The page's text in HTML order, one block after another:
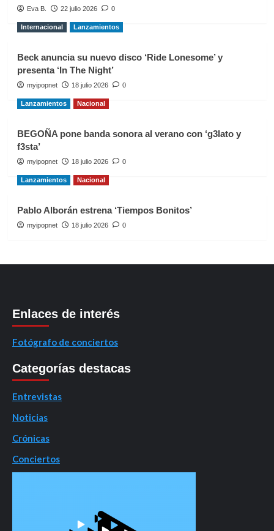
Eva B. 22 julio 2026 0
Internacional Lanzamientos
Beck anuncia su nuevo disco ‘Ride Lonesome’ y
presenta ‘In The Night’
myipopnet 18 julio 2026 0
Lanzamientos Nacional
BEGOÑA pone banda sonora al verano con ‘g3lato y
f3sta’
myipopnet 18 julio 2026 0
Lanzamientos Nacional
Pablo Alborán estrena ‘Tiempos Bonitos’
myipopnet 18 julio 2026 0
Enlaces de interés
Fotógrafo de conciertos
Categorías destacas
Entrevistas
Noticias
Crónicas
Conciertos